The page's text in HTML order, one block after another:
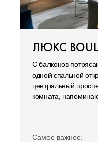
ЛЮКС
С балконов
одной спальней
центральный
комната,
Самое важное: